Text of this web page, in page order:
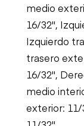
medio
16/32",
Izquierdo
trasero
16/32",
medio
exterior: